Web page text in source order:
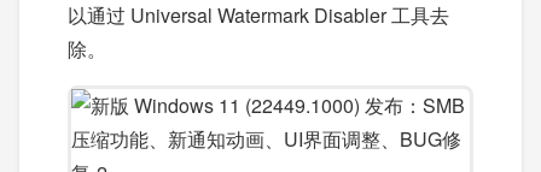
以通过 Universal Watermark Disabler 工具去
除。